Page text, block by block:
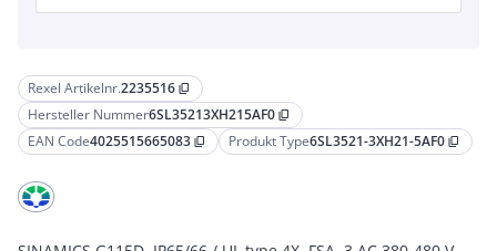
Rexel Artikelnr.2235516 content_copy
Hersteller Nummer6SL35213XH215AF0 content_copy
EAN Code4025515665083 content_copy Produkt Type6SL3521-3XH21-5AF0 content_copy